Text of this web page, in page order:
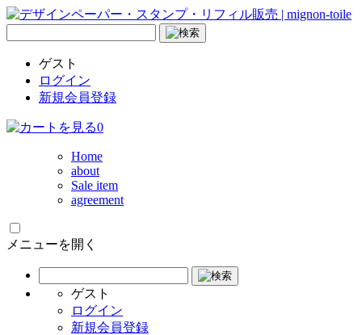
ゲスト
ログイン
新規会員登録
0
Home
about
Sale item
agreement
メニューを開く
ゲスト
ログイン
新規会員登録